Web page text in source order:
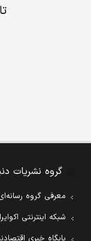
گروه نشریات
معرفی گروه
شبکه اینترنتی